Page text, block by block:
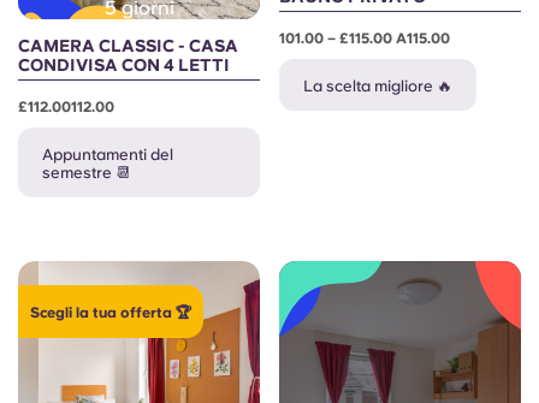
Italian
5 giorni
CAMERA CLASSIC - CASA
CONDIVISA CON 4 LETTI
£112.00112.00
Appuntamenti del
semestre 📆
101.00 – £115.00 A115.00
La scelta migliore 🔥
Scegli la tua offerta 🏆